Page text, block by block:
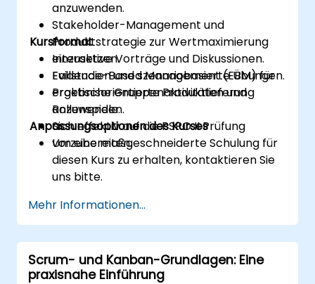
anzuwenden.
Stakeholder-Management und
Produktstrategie zur Wertmaximierung
einzusetzen.
Evidence-Based Management (EBM) für
ergebnisorientierte Produktlieferung
anzuwenden.
Sich effektiv auf die PSPO II Prüfung
vorzubereiten.
Kursformat
Interaktive Vorträge und Diskussionen.
Fallstudien und szenariobasierte Übungen.
Praktische Gruppenaktivitäten und
Rollenspiele.
Anpassungsoptionen des Kurses
Um eine maßgeschneiderte Schulung für
diesen Kurs zu erhalten, kontaktieren Sie
uns bitte.
Mehr Informationen...
Scrum- und Kanban-Grundlagen: Eine
praxisnahe Einführung